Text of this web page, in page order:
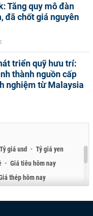
Tăng quy mô đàn
đã chốt giá nguyên
triển quỹ hưu trí:
thành nguồn cấp
nghiệm từ Malaysia
Tỷ giá usd
Tỷ giá yen
Giá tiêu hôm nay
thép hôm nay